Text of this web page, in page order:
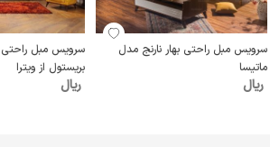
سرویس مبل راحتی بهار نارنج مدل
ماتیسا
ریال
سرویس مبل
بریستول از ویترا
ریال